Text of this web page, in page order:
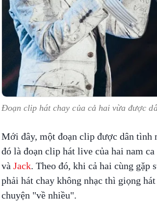
Đoạn clip hát chay của cả hai vừa được
Mới đây, một đoạn clip được dân tình
đó là đoạn clip hát live của hai nam
và Jack. Theo đó, khi cả hai cùng gặp
phải hát chay không nhạc thì giọng
chuyện "về nhiều".